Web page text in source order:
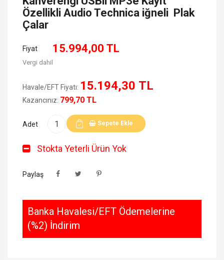
Özellikli Audio Technica iğneli Plak
Çalar
Fiyat 15.994,00 TL
Vergi dahil
Havale/EFT Fiyatı: 15.194,30 TL
Kazancınız: 799,70 TL
Adet Sepete Ekle
Stokta Yeterli Ürün Yok
Paylaş
Banka Havalesi/EFT Ödemelerine
(%2) İndirim